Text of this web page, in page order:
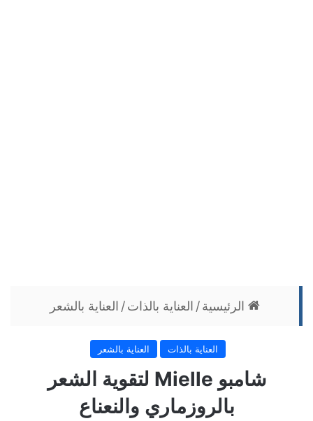
الرئيسية/ العناية بالذات/ العناية بالشعر
العناية بالذات العناية بالشعر
شامبو Mielle لتقوية الشعر
بالروزماري والنعناع